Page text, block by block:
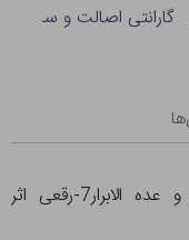
گارانتی اصالت و سلامت
کتاب ترجمه تفسیر قرآن- کشف الاسرار و عده الابرار7-رقعی اثر